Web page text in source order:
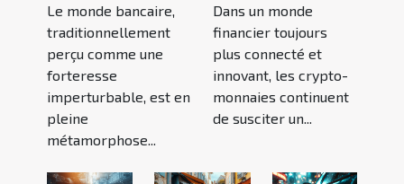
Le monde bancaire,
traditionnellement
perçu comme une
forteresse
imperturbable, est en
pleine
métamorphose...
Dans un monde
financier toujours
plus connecté et
innovant, les crypto-
monnaies continuent
de susciter un...